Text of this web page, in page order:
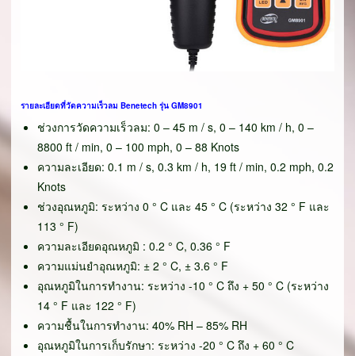
รายละเอียดที่วัดความเร็วลม Benetech รุ่น GM8901
ช่วงการวัดความเร็วลม: 0 – 45 m / s, 0 – 140 km / h, 0 –
8800 ft / min, 0 – 100 mph, 0 – 88 Knots
ความละเอียด: 0.1 m / s, 0.3 km / h, 19 ft / min, 0.2 mph, 0.2
Knots
ช่วงอุณหภูมิ: ระหว่าง 0 ° C และ 45 ° C (ระหว่าง 32 ° F และ
113 ° F)
ความละเอียดอุณหภูมิ : 0.2 ° C, 0.36 ° F
ความแม่นยำอุณหภูมิ: ± 2 ° C, ± 3.6 ° F
อุณหภูมิในการทำงาน: ระหว่าง -10 ° C ถึง + 50 ° C (ระหว่าง
14 ° F และ 122 ° F)
ความชื้นในการทำงาน: 40% RH – 85% RH
อุณหภูมิในการเก็บรักษา: ระหว่าง -20 ° C ถึง + 60 ° C